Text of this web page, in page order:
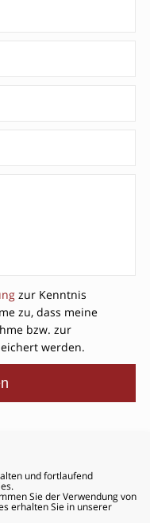
und fortlaufend
Sie der Verwendung von
erhalten Sie in unserer
zur Kenntnis
zu, dass meine
bzw. zur
werden.